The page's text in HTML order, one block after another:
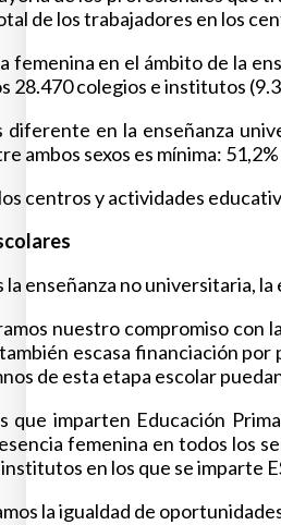
de los trabajadores en los
femenina en el ámbito de la
28.470 colegios e institutos
diferente en la enseñanza
ambos sexos es mínima:
centros y actividades
la enseñanza no universitaria,
nuestro compromiso con
escasa financiación
de esta etapa escolar
que imparten Educación
femenina en todos los
en los que se imparte
la igualdad de